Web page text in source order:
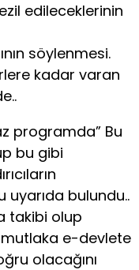
edileceklerinin
söylenmesi.
kadar varan
programda” Bu
bu gibi
uyarıda bulundu..
takibi olup
mutlaka e-devlete
olacağını